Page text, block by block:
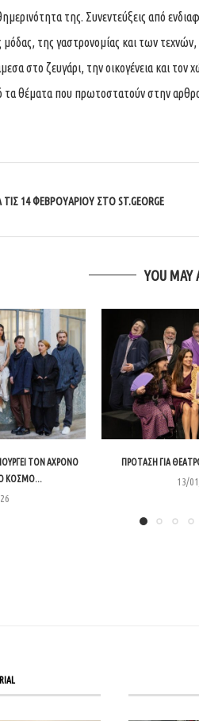
της. Συνεντεύξεις από
μόδας, της γαστρονομίας και των
στο ζευγάρι, την οικογένεια και τον
τα θέματα που πρωτοστατούν στην
14 ΦΕΒΡΟΥΑΡΊΟΥ ΣΤΟ ST.GEORGE
YOU MAY
ΤΟΝ ΆΧΡΟΝΟ
ΚΌΣΜΟ...
ΠΡΌΤΑΣΗ ΓΙΑ
13/